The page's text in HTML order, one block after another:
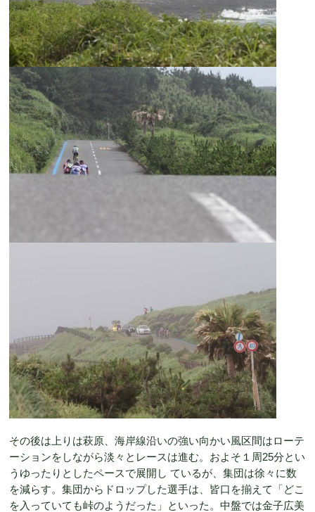
その後は上りは萩原、海岸線沿いの強い向かい風区間はローテ
ーションをしながら淡々とレースは進む。およそ１周25分とい
うゆったりとしたペースで展開し ているが、集団は徐々に数
を減らす。集団からドロップした選手は、皆口を揃えて「どこ
を入っていても峠のようだった」といった。中盤では金子広美